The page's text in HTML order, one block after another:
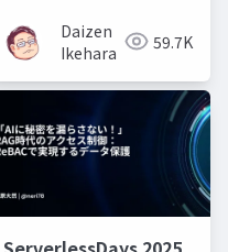
Daizen
Ikehara
59.7K